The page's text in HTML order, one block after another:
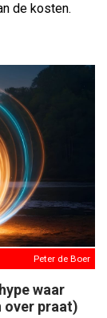
de kosten.
Peter de Boer
waar
over praat)